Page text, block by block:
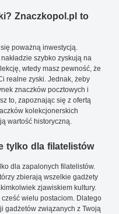
Znaczkopol.pl to
poważną inwestycją.
szybko zyskują na
wtedy masz pewność, że
realne zyski. Jednak, żeby
znaczków pocztowych i
to, zapoznając się z ofertą
kolekcjonerskich
wartość historyczną.
tylko dla filatelistów
dla zapalonych filatelistów.
zbierają wszelkie gadżety
zjawiskiem kultury.
wielu postaciom. Dlatego
gadżetów związanych z Twoją